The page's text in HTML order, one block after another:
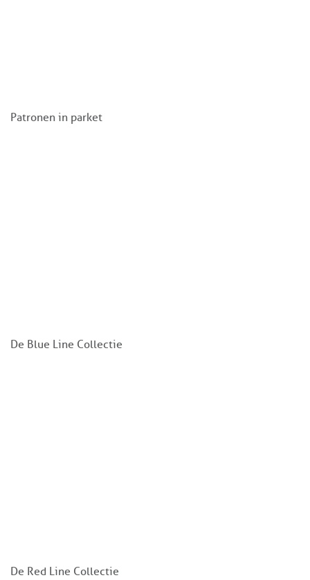
Patronen in parket
De Blue Line Collectie
De Red Line Collectie